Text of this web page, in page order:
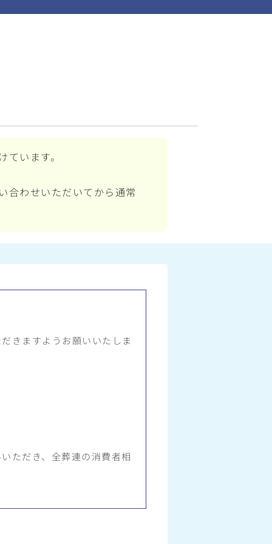
います。
合わせいただいてから通常
きますようお願いいたしま
ただき、全葬連の消費者相